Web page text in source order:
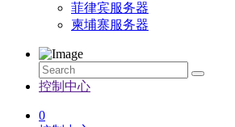
菲律宾服务器
柬埔寨服务器
控制中心
0